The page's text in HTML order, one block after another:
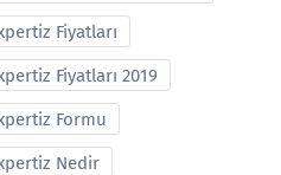
Fiyatları
Fiyatları 2019
Formu
Nedir